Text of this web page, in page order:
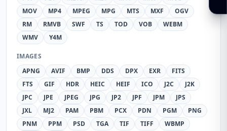
MOV
MP4 MPEG MPG MTS MXF
OGV
RM
RMVB SWF TS TOD VOB
WEBM
WMV
Y4M
IMAGES
APNG
AVIF BMP DDS DPX EXR
FITS
FTS
GIF HDR HEIC HEIF ICO J2C
J2K
JPC
JPE JPEG JPG JP2 JPF JPM
JPS
JXL
MJ2 PAM PBM PCX PDN PGM
PNG
PNM
PPM PSD TGA TIF TIFF WBMP